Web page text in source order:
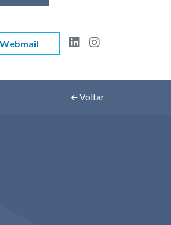
Webmail
Voltar